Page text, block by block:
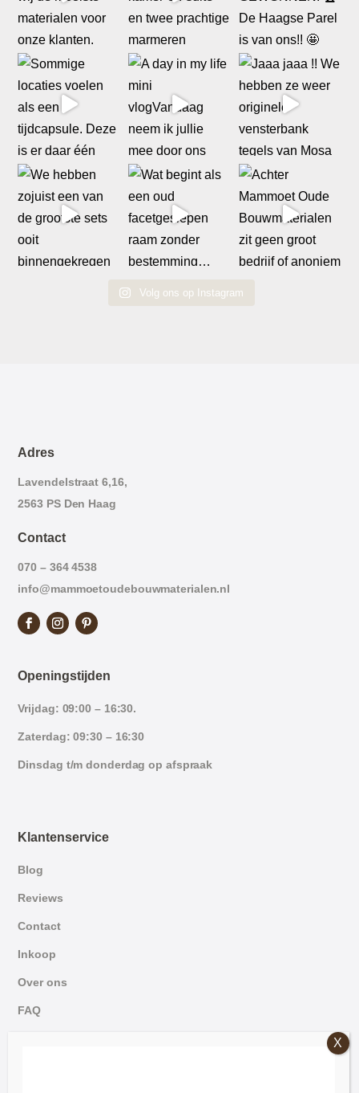
Volg ons op Instagram
Adres
Lavendelstraat 6,16,
2563 PS Den Haag
Contact
070 – 364 4538
info@mammoetoudebouwmaterialen.nl
Openingstijden
Vrijdag: 09:00 – 16:30.
Zaterdag: 09:30 – 16:30
Dinsdag t/m donderdag op afspraak
Klantenservice
Blog
Reviews
Contact
Inkoop
Over ons
FAQ